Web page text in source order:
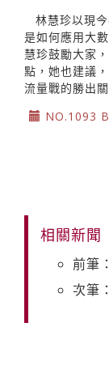
林慧珍以現
是如何應用大
慧珍鼓勵大家
點，她也建議
流量戰的勝出關
NO.1093
相關新聞
前筆
次筆